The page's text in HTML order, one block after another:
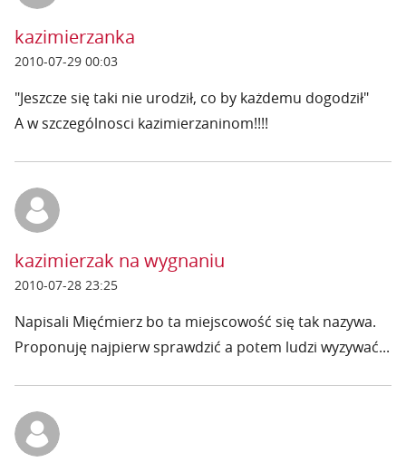
kazimierzanka
2010-07-29 00:03
"Jeszcze się taki nie urodził, co by każdemu dogodził"
A w szczególnosci kazimierzaninom!!!!
kazimierzak na wygnaniu
2010-07-28 23:25
Napisali Mięćmierz bo ta miejscowość się tak nazywa.
Proponuję najpierw sprawdzić a potem ludzi wyzywać...